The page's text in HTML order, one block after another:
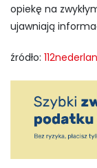
opiekę na
ujawniają
źródło: